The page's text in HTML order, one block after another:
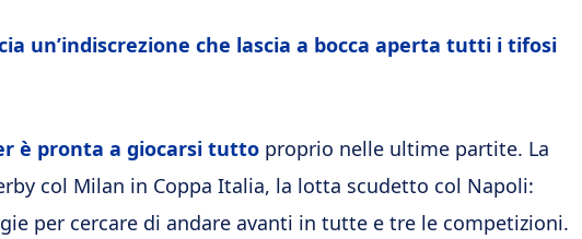
un’indiscrezione che lascia a bocca aperta tutti i tifosi
è pronta a giocarsi tutto proprio nelle ultime partite. La
col Milan in Coppa Italia, la lotta scudetto col Napoli:
per cercare di andare avanti in tutte e tre le competizioni.